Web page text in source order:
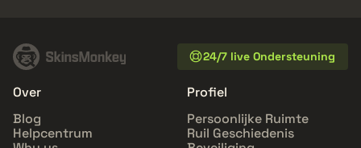
24/7 live Ondersteuning
Over
Blog
Helpcentrum
Profiel
Persoonlijke Ruimte
Ruil Geschiedenis